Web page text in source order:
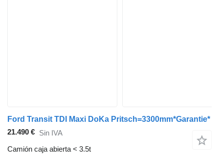
Ford Transit TDI Maxi DoKa Pritsch=3300mm*Garantie*
21.490 € Sin IVA
Camión caja abierta < 3.5t